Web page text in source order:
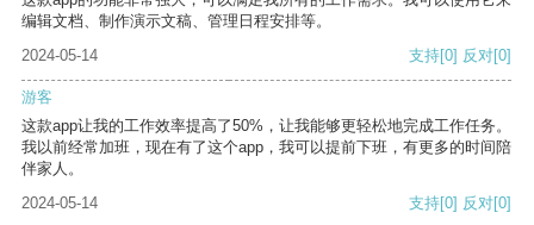
编辑文档、制作演示文稿、管理日程安排等。
2024-05-14
支持[0] 反对[0]
游客
这款app让我的工作效率提高了50%，让我能够更轻松地完成工作任务。
我以前经常加班，现在有了这个app，我可以提前下班，有更多的时间陪
伴家人。
2024-05-14
支持[0] 反对[0]